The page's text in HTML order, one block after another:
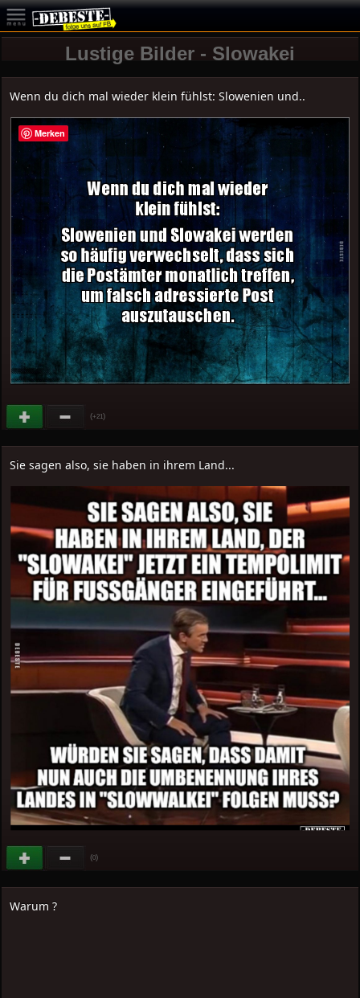
Lustige Bilder - Slowakei
Wenn du dich mal wieder klein fühlst: Slowenien und..
(+21)
Sie sagen also, sie haben in ihrem Land...
(0)
Warum ?
Merken